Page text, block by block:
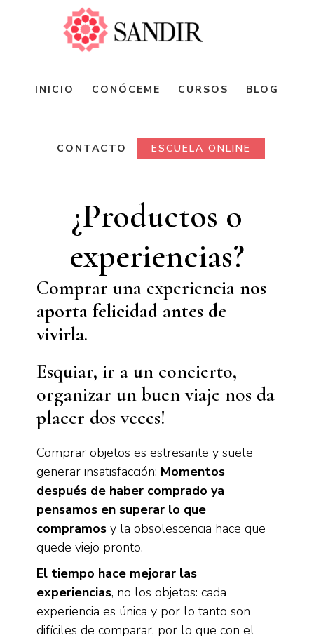
INICIO CONÓCEME CURSOS BLOG
CONTACTO ESCUELA ONLINE
¿Productos o
experiencias?
Comprar una experiencianos
aporta felicidad antes de
vivirla.
Esquiar, ir a un concierto,
organizar un buen viaje nos da
placer dos veces!
Comprar objetos es estresante y suele
generar insatisfacción: Momentos
después de haber comprado ya
pensamos en superar lo que
compramosy la obsolescencia hace que
quede viejo pronto.
El tiempo hace mejorar las
experiencias, no los objetos: cada
experiencia es única y por lo tanto son
difíciles de comparar, por lo que con el